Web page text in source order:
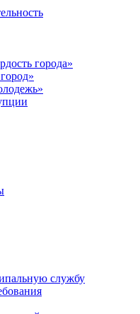
города»
службу